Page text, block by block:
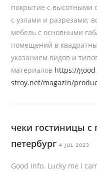
покрытие с высотными
с узлами и разрезами;
мебель с основными
помещений в
указанием видов и
материалов https://good-
stroy.net/magazin/
чеки гостиницы с
петербург 4 JUL 2023
Good info. Lucky me I